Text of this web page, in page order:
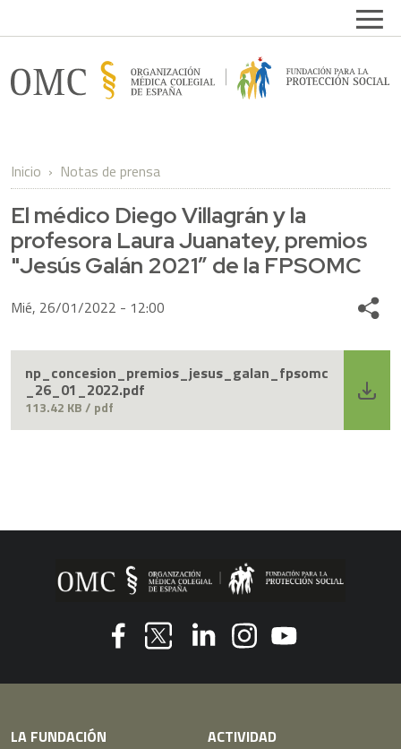
Inicio Notas de prensa
El médico Diego Villagrán y la
profesora Laura Juanatey, premios
"Jesús Galán 2021” de la FPSOMC
Mié, 26/01/2022 - 12:00 Share
np_concesion_premios_jesus_galan_fpsomc
_26_01_2022.pdf
113.42 KB / pdf
LA FUNDACIÓN
ACTIVIDAD